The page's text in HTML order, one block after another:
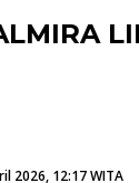
2026, 12:17 WITA